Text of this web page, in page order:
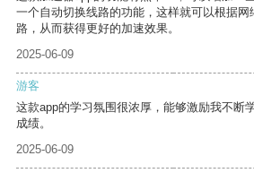
一个自动切换线路的功能，这样就可以根据
路，从而获得更好的加速效果。
2025-06-09
游客
这款app的学习氛围很浓厚，能够激励我不断
成绩。
2025-06-09